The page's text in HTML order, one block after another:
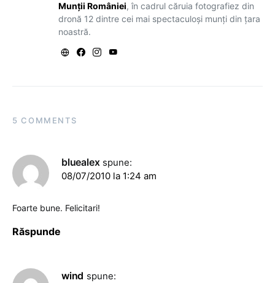
Munții României, în cadrul căruia fotografiez din
dronă 12 dintre cei mai spectaculoși munți din țara
noastră.
5 COMMENTS
bluealex spune:
08/07/2010 la 1:24 am
Foarte bune. Felicitari!
Răspunde
wind spune: